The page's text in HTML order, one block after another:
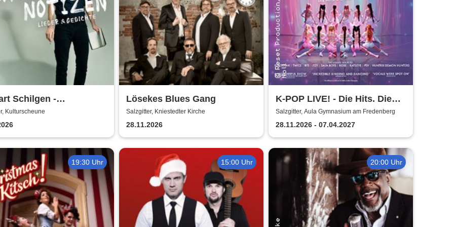
Schilgen -
Kulturscheune
Lösekes Blues Gang
Salzgitter, Kniestedter Kirche
28.11.2026
K-POP LIVE! - Die Hits. Die
Moves. Die Show.
Salzgitter, Aula Gymnasium am Fredenberg
28.11.2026 - 07.04.2027
19:30 Uhr 15:00 Uhr 20:00 Uhr